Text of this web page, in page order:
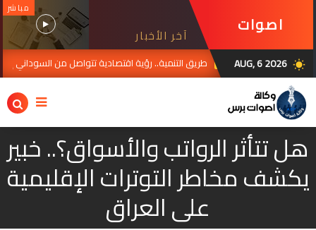
اصوات
برس
آخر الأخبار
مباشر
wb_sunny
AUG, 6 2026
JUL 30, 2026 طريق التنمية.. رؤية اقتصادية تتواصل من السوداني إلى الزيدي
هل تتأثر الرواتب والأسواق؟.. خبير
يكشف مخاطر التوترات الإقليمية
على العراق